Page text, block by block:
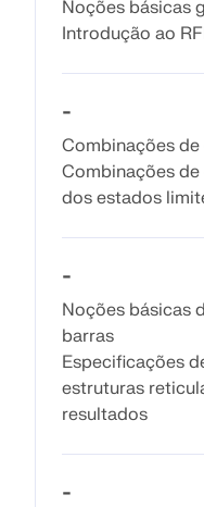
Assinaturas e preços
AEF para
Projete e analise
CBFEM, de acordo
totalmente
SABER MAIS
Noções básicas
Introdução ao
-
Combinações
Combinações
dos estados
-
Noções básicas
barras
Especificações
estruturas
resultados
-